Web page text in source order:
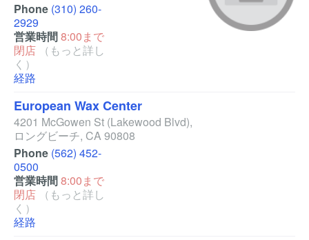
Phone (310) 260-
2929
営業時間8:00まで
閉店
（もっと詳し
く）
経路
European Wax Center
4201 McGowen St (Lakewood Blvd),
ロングビーチ, CA90808
Phone (562) 452-
0500
営業時間8:00まで
閉店
（もっと詳し
く）
経路